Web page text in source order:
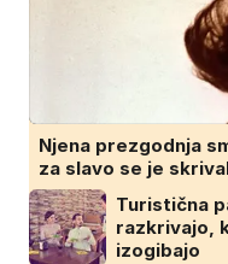
Njena prezgodnja
za slavo se je
Turistična
razkrivajo,
izogibajo